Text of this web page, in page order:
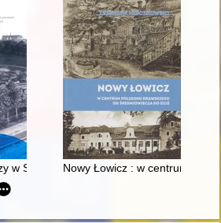
w Sopocie : prestiż finansowy i
Nowy Łowicz : w centrum